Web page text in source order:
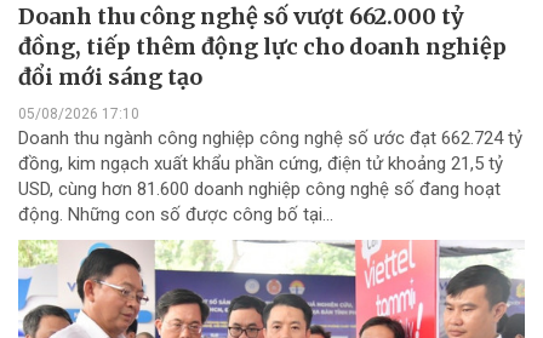
Doanh thu công nghệ số vượt 662.000 tỷ
đồng, tiếp thêm động lực cho doanh nghiệp
đổi mới sáng tạo
05/08/2026 17:10
Doanh thu ngành công nghiệp công nghệ số ước đạt 662.724 tỷ
đồng, kim ngạch xuất khẩu phần cứng, điện tử khoảng 21,5 tỷ
USD, cùng hơn 81.600 doanh nghiệp công nghệ số đang hoạt
động. Những con số được công bố tại...